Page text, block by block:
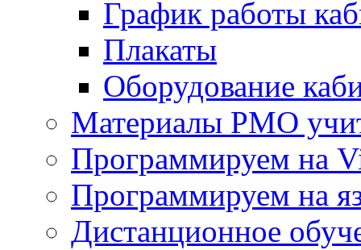
График работы
Плакаты
Оборудование
Материалы РМО
Программируем на
Программируем на
Дистанционное